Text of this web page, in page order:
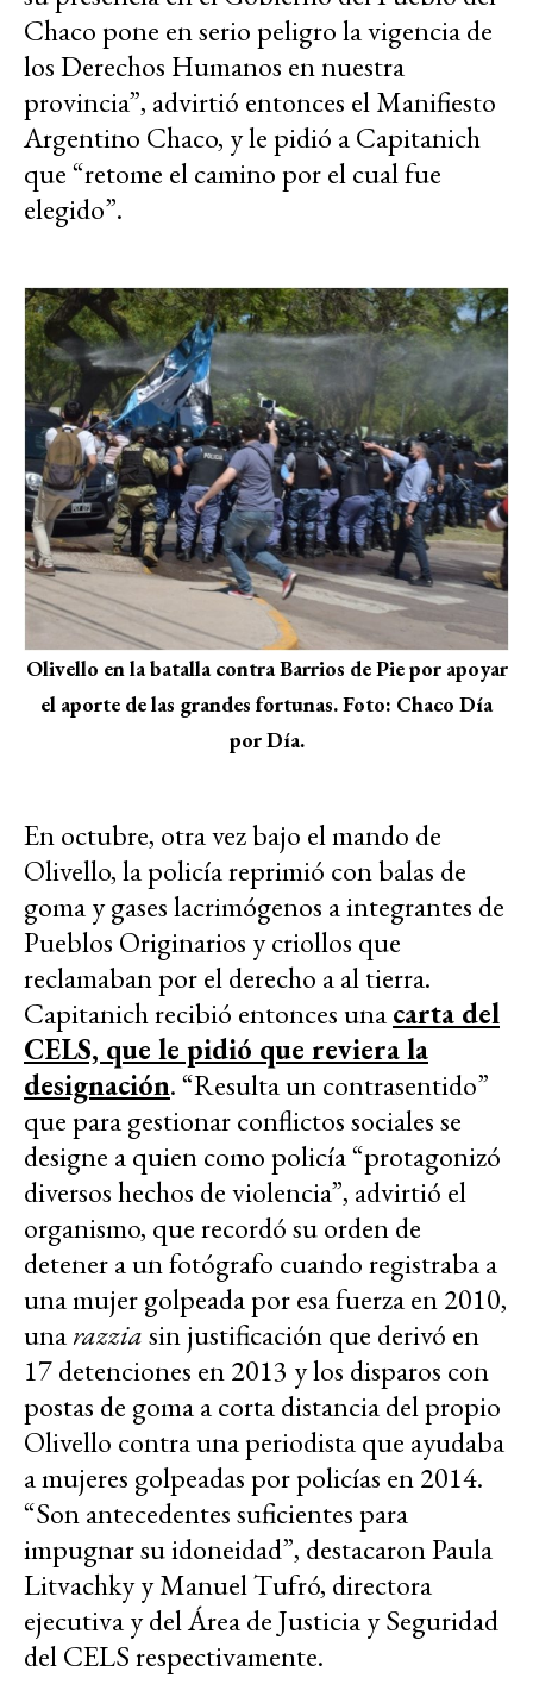
Chaco pone en serio peligro la vigencia de
los Derechos Humanos en nuestra
provincia”, advirtió entonces el Manifiesto
Argentino Chaco, y le pidió a Capitanich
que “retome el camino por el cual fue
elegido”.
Olivello en la batalla contra Barrios de Pie por apoyar
el aporte de las grandes fortunas. Foto: Chaco Día
por Día.
En octubre, otra vez bajo el mando de
Olivello, la policía reprimió con balas de
goma y gases lacrimógenos a integrantes de
Pueblos Originarios y criollos que
reclamaban por el derecho a al tierra.
Capitanich recibió entonces unacarta del
CELS, que le pidió que reviera la
designación. “Resulta un contrasentido”
que para gestionar conflictos sociales se
designe a quien como policía “protagonizó
diversos hechos de violencia”, advirtió el
organismo, que recordó su orden de
detener a un fotógrafo cuando registraba a
una mujer golpeada por esa fuerza en 2010,
unarazziasin justificación que derivó en
17 detenciones en 2013 y los disparos con
postas de goma a corta distancia del propio
Olivello contra una periodista que ayudaba
a mujeres golpeadas por policías en 2014.
“Son antecedentes suficientes para
impugnar su idoneidad”, destacaron Paula
Litvachky y Manuel Tufró, directora
ejecutiva y del Área de Justicia y Seguridad
del CELS respectivamente.